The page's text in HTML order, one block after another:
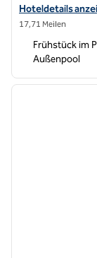
Hoteldetails für
Hoteldetails
17,71 Meilen
Frühstück im
Außenpool
1 von 6